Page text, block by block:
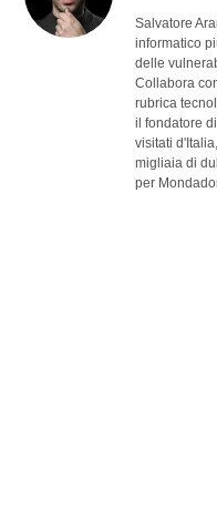
Salvatore
informatico
delle
Collabora
rubrica
il fondatore
visitati
migliaia di
per